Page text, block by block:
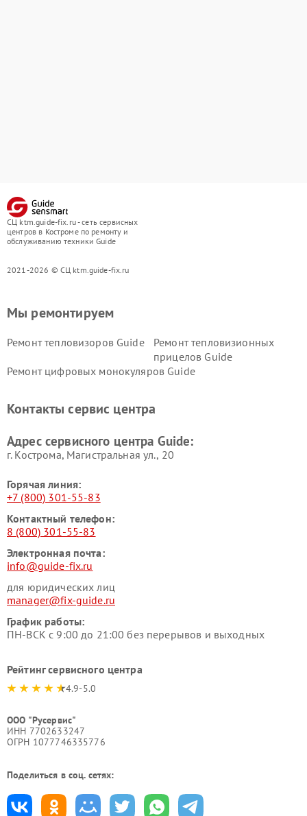
СЦ ktm.guide-fix.ru - сеть сервисных
центров в Костроме по ремонту и
обслуживанию техники Guide
2021-2026 © СЦ ktm.guide-fix.ru
Мы ремонтируем
Ремонт тепловизоров Guide
Ремонт тепловизионных
прицелов Guide
Ремонт цифровых монокуляров Guide
Контакты сервис центра
Адрес сервисного центра Guide:
г. Кострома, Магистральная ул., 20
Горячая линия:
+7 (800) 301-55-83
Контактный телефон:
8 (800) 301-55-83
Электронная почта:
info@guide-fix.ru
для юридических лиц
manager@fix-guide.ru
График работы:
ПН-ВСК с 9:00 до 21:00 без перерывов и выходных
Рейтинг сервисного центра
4.9-5.0
ООО "Русервис"
ИНН 7702633247
ОГРН 1077746335776
Поделиться в соц. сетях: